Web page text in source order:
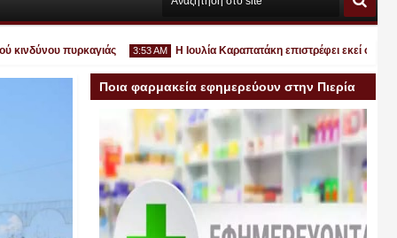
πυρκαγιάς 3:53 AM
30 Ιουλ
2026
Η Ιουλία Καραπατάκη επιστρέφει εκεί όπου
Ποια φαρμακεία εφημερεύουν στην Πιερία
σήμερα